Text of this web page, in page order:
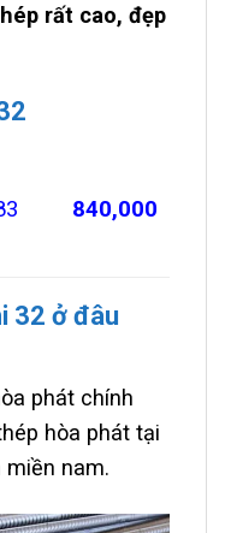
rất cao, đẹp
840,000
32 ở đâu
phát chính
hòa phát tại
nam.